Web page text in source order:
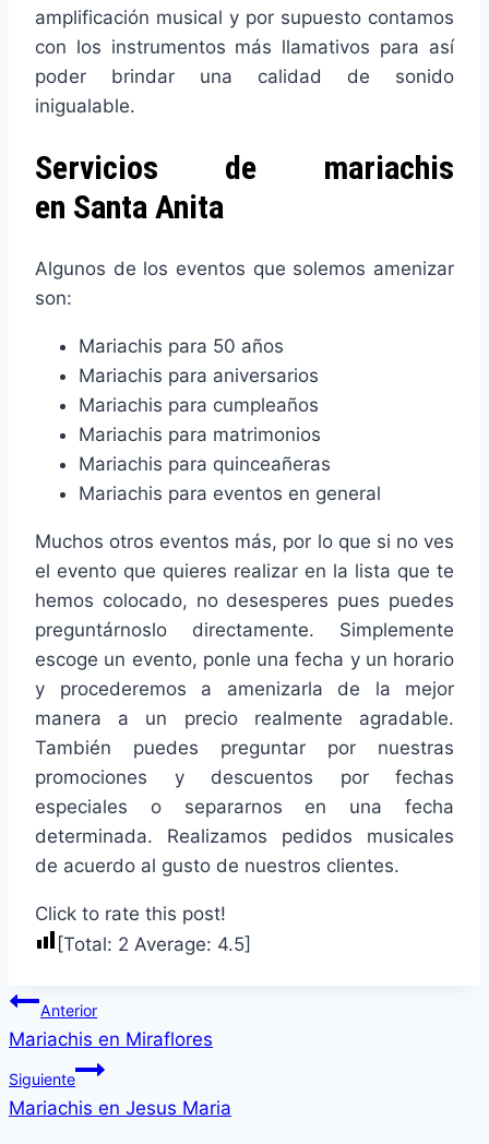
amplificación musical y por supuesto contamos
con los instrumentos más llamativos para así
poder brindar una calidad de sonido
inigualable.
Servicios de mariachis
en Santa Anita
Algunos de los eventos que solemos amenizar
son:
Mariachis para 50 años
Mariachis para aniversarios
Mariachis para cumpleaños
Mariachis para matrimonios
Mariachis para quinceañeras
Mariachis para eventos en general
Muchos otros eventos más, por lo que si no ves
el evento que quieres realizar en la lista que te
hemos colocado, no desesperes pues puedes
preguntárnoslo directamente. Simplemente
escoge un evento, ponle una fecha y un horario
y procederemos a amenizarla de la mejor
manera a un precio realmente agradable.
También puedes preguntar por nuestras
promociones y descuentos por fechas
especiales o separarnos en una fecha
determinada. Realizamos pedidos musicales
de acuerdo al gusto de nuestros clientes.
Click to rate this post!
[Total: 2 Average: 4.5]
Navegación
de
entradas
Anterior
Mariachis en Miraflores
Siguiente
Mariachis en Jesus Maria